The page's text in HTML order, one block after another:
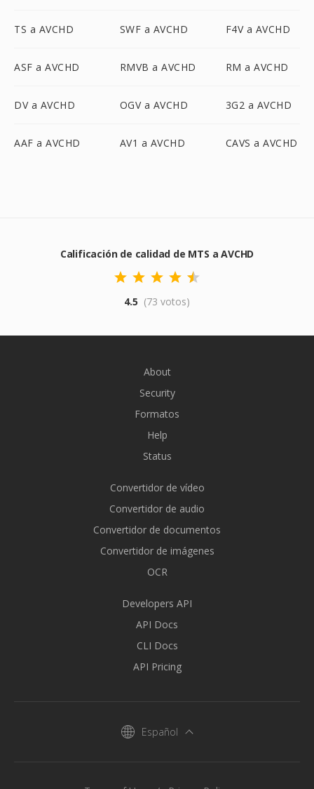
TS a AVCHD SWF a AVCHD F4V a AVCHD
ASF a AVCHD RMVB a AVCHD RM a AVCHD
DV a AVCHD OGV a AVCHD 3G2 a AVCHD
AAF a AVCHD AV1 a AVCHD CAVS a AVCHD
Calificación de calidad de MTS a AVCHD
4.5 (73 votos)
About
Security
Formatos
Help
Status
Convertidor de vídeo
Convertidor de audio
Convertidor de documentos
Convertidor de imágenes
OCR
Developers API
API Docs
CLI Docs
API Pricing
Español